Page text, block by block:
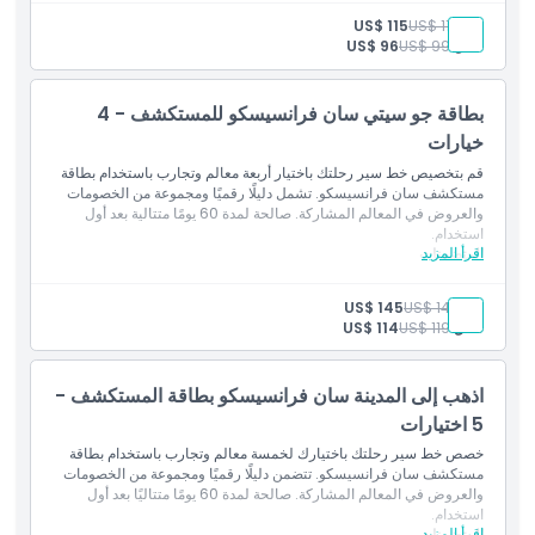
حوض أسماك خليج سان فرانسيسكو
إكسبلوراتوريوم
حديقة حيوان سان فرانسيسكو
أكاديمية كاليفورنيا للعلوم
ذا فلاير سان فرانسيسكو وتجربة 7D
الغواصة يو إس إس بامبانيتو
جولة بحرية في خليج سان فرانسيسكو
الهروب من ذا روك
جولة حافلة ليوم واحد بنظام الصعود والنزول.
بالغ: US$ 119
US$ 115
طفل:US$ 99
US$ 96
بطاقة جو سيتي سان فرانسيسكو للمستكشف - 4
خيارات
قم بتخصيص خط سير رحلتك باختيار أربعة معالم وتجارب باستخدام بطاقة
مستكشف سان فرانسيسكو. تشمل دليلًا رقميًا ومجموعة من الخصومات
والعروض في المعالم المشاركة. صالحة لمدة 60 يومًا متتالية بعد أول
استخدام.
اقرأ المزيد
المتضمنات
ترام الكابل كار في سان فرانسيسكو مع تصريح موني
حوض أسماك خليج سان فرانسيسكو
إكسبلوراتوريوم
حديقة حيوان سان فرانسيسكو
أكاديمية كاليفورنيا للعلوم
ذا فلاير سان فرانسيسكو وتجربة 7D
الغواصة يو إس إس بامبانيتو
جولة بحرية في خليج سان فرانسيسكو
الهروب من ذا روك
جولة حافلة ليوم واحد بنظام الصعود والنزول.
بالغ: US$ 149
US$ 145
طفل:US$ 119
US$ 114
اذهب إلى المدينة سان فرانسيسكو بطاقة المستكشف -
5 اختيارات
خصص خط سير رحلتك باختيارك لخمسة معالم وتجارب باستخدام بطاقة
مستكشف سان فرانسيسكو. تتضمن دليلًا رقميًا ومجموعة من الخصومات
والعروض في المعالم المشاركة. صالحة لمدة 60 يومًا متتاليًا بعد أول
استخدام.